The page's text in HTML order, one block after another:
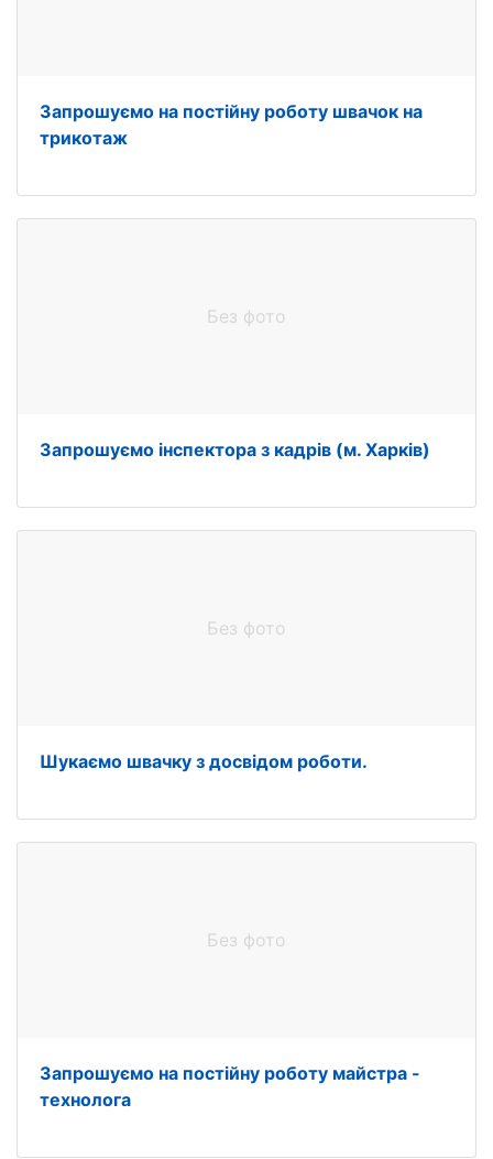
Запрошуємо на постійну роботу швачок на
трикотаж
Без фото
Запрошуємо інспектора з кадрів (м. Харків)
Без фото
Шукаємo швачку з досвідом роботи.
Без фото
Запрошуємо на постійну роботу майстра -
технолога